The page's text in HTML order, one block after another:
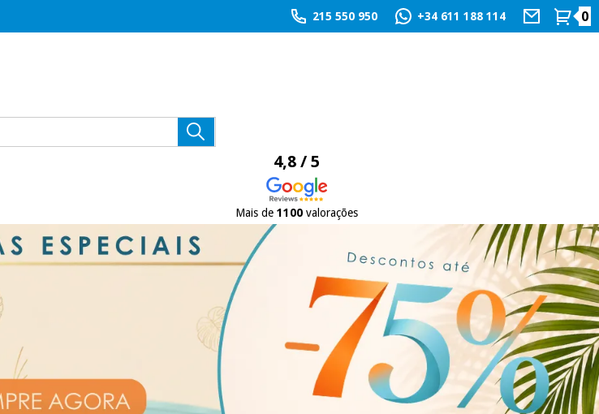
215 550 950 +34 611 188 114 0
4,8 / 5
Mais de 1100valorações